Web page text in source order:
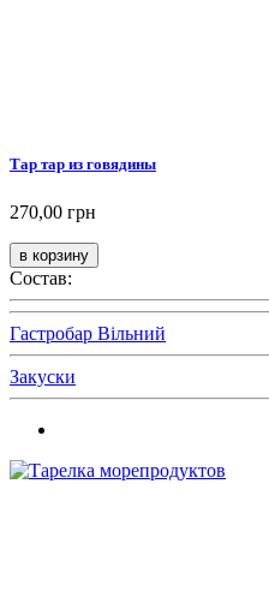
Тар тар из говядины
270,00 грн
Состав:
Гастробар Вільний
Закуски